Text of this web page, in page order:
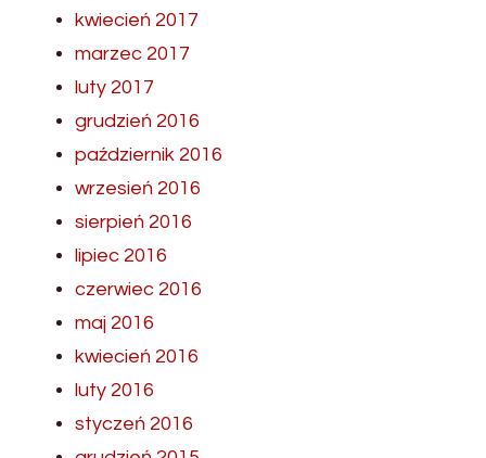
kwiecień 2017
marzec 2017
luty 2017
grudzień 2016
październik 2016
wrzesień 2016
sierpień 2016
lipiec 2016
czerwiec 2016
maj 2016
kwiecień 2016
luty 2016
styczeń 2016